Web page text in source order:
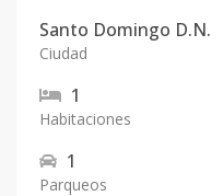
Santo Domingo D.N.
Ciudad
1
Habitaciones
1
Parqueos